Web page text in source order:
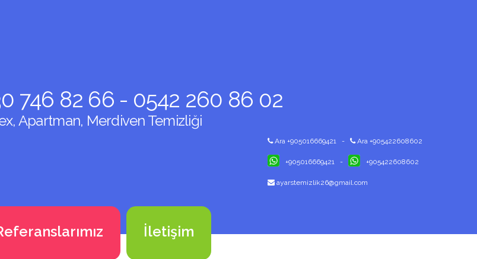
746 82 66 - 0542 260 86 02
Apartman, Merdiven Temizliği
Ara +905016669421 - Ara +905422608602
+905016669421 - +905422608602
ayarstemizlik26@gmail.com
İletişim